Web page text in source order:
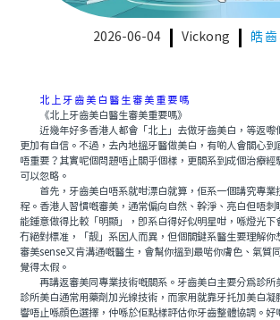
2026-06-04 Vickong 皓
北上牙齒美白醫生審美重要嗎
《北上牙齒美白醫生審美重要嗎》
近幾年好多香港人都會「北上」去做牙齒美白，等返嚟
更加有自信。不過，去內地搵牙醫做美白，有啲人會關心到
唔重要？其實呢個問題唔止關乎個樣，更關系到成個治療經
可以忽略。
首先，牙齒美白唔系就咁漂白就算，佢系一個講究專業
程。香港人習慣嘅審美，通常偏向自然、幹淨、亮白但唔刺
能鍾意做得比較「明顯」，即系白得好似明星咁，喺燈光下
冇絕對標准，「靓」系因人而異，但個關鍵系醫生要理解你
審美sense又肯溝通嘅醫生，會幫你搵到最啱你膚色、氣質
覺得太假。
再講返審美同專業技術嘅關系。牙齒美白主要分爲診所
診所美白通常用藥劑加光線技術，而家用就靠牙托加美白凝
響唔止喺顔色選擇，仲喺於佢點樣評估你牙齒整體協調。好